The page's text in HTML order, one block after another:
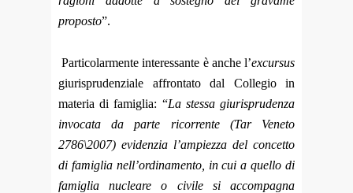
proposto”.
Particolarmente interessante è anche l’excursus
giurisprudenziale affrontato dal Collegio in
materia di famiglia: “La stessa giurisprudenza
invocata da parte ricorrente (Tar Veneto
2786\2007) evidenzia l’ampiezza del concetto
di famiglia nell’ordinamento, in cui a quello di
famiglia nucleare o civile si accompagna